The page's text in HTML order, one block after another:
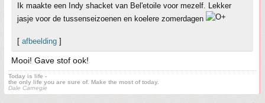
Ik maakte een Indy shacket van Bel'etoile voor mezelf. Lekker
jasje voor de tussenseizoenen en koelere zomerdagen
[ afbeelding ]
Mooi! Gave stof ook!
Today is life -
the only life you are sure of. Make the most of today.
Dale Carnegie